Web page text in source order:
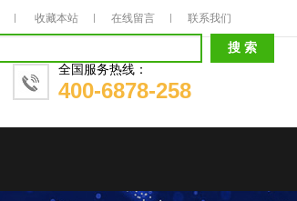
收藏本站 在线留言 联系我们
全国服务热线：
400-6878-258